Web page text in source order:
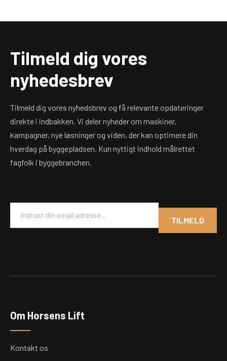
Tilmeld dig vores
nyhedesbrev
Tilmeld dig vores nyhedsbrev og få relevante opdateringer
direkte i indbakken. Vi deler nyheder om maskiner,
kampagner, nye løsninger og viden, der kan optimere din
hverdag på byggepladsen. Kun nyttigt indhold målrettet
fagfolk i byggebranchen.
a
TILMELD
Om Horsens Lift
Kontakt os